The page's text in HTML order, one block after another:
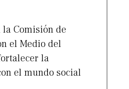
Comisión de
el Medio del
la
el mundo social